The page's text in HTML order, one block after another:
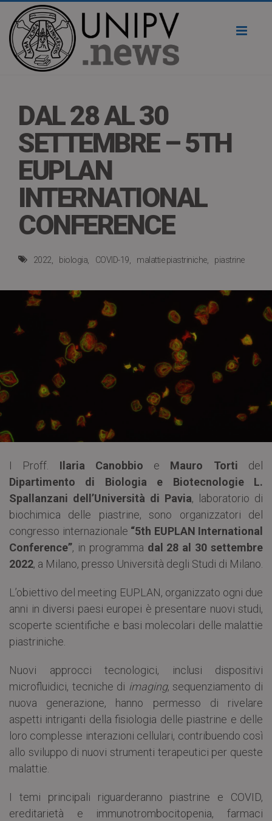
DAL 28 AL 30
SETTEMBRE – 5TH
EUPLAN
INTERNATIONAL
CONFERENCE
2022 biologia COVID-19 malattie piastriniche piastrine
I Proff. Ilaria Canobbio e Mauro Torti del
Dipartimento di Biologia e Biotecnologie L.
Spallanzani dell’Università di Pavia, laboratorio di
biochimica delle piastrine, sono organizzatori del
congresso internazionale “5th EUPLAN International
Conference”, in programma dal 28 al 30 settembre
2022, a Milano, presso Università degli Studi di Milano.
L’obiettivo del meeting EUPLAN, organizzato ogni due
anni in diversi paesi europei è presentare nuovi studi,
scoperte scientifiche e basi molecolari delle malattie
piastriniche.
Nuovi approcci tecnologici, inclusi dispositivi
microfluidici, tecniche di imaging, sequenziamento di
nuova generazione, hanno permesso di rivelare
aspetti intriganti della fisiologia delle piastrine e delle
loro complesse interazioni cellulari, contribuendo così
allo sviluppo di nuovi strumenti terapeutici per queste
malattie.
I temi principali riguarderanno piastrine e COVID,
ereditarietà e immunotrombocitopenia, farmaci